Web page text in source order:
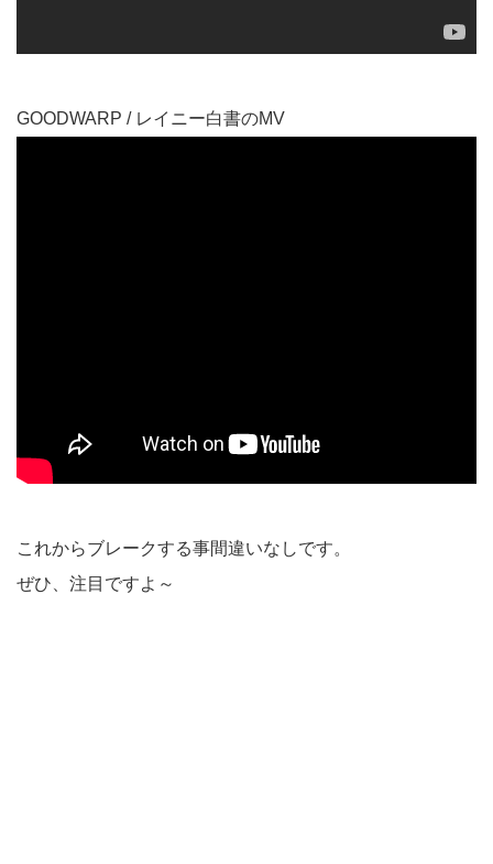
GOODWARP / レイニー白書のMV
これからブレークする事間違いなしです。
ぜひ、注目ですよ～